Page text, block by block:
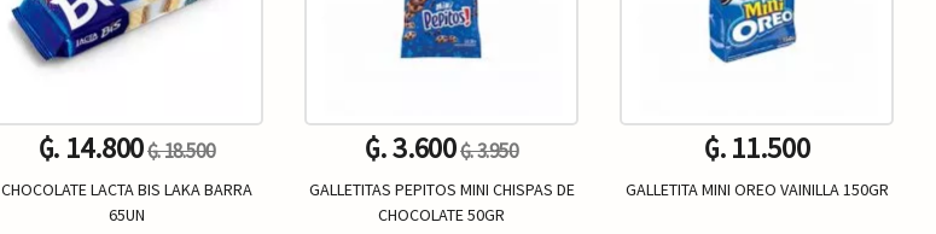
₲. 14.800₲. 18.500
CHOCOLATE LACTA BIS LAKA BARRA
65UN
₲. 3.600₲. 3.950
GALLETITAS PEPITOS MINI CHISPAS DE
CHOCOLATE 50GR
₲. 11.500
GALLETITA MINI OREO VAINILLA 150GR